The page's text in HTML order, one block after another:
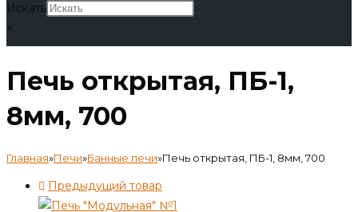
Искать
×
Печь открытая, ПБ-1,
8мм, 700
Главная»Печи»Банные печи»Печь открытая, ПБ-1, 8мм, 700
Предыдущий товар